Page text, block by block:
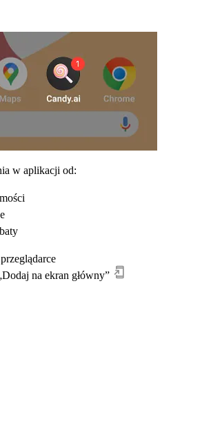
w aplikacji od:
na ekran główny”